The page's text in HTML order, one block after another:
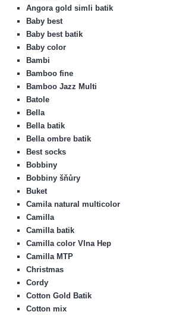
Angora gold simli batik
Baby best
Baby best batik
Baby color
Bambi
Bamboo fine
Bamboo Jazz Multi
Batole
Bella
Bella batik
Bella ombre batik
Best socks
Bobbiny
Bobbiny šňůry
Buket
Camila natural multicolor
Camilla
Camilla batik
Camilla color Vlna Hep
Camilla MTP
Christmas
Cordy
Cotton Gold Batik
Cotton mix